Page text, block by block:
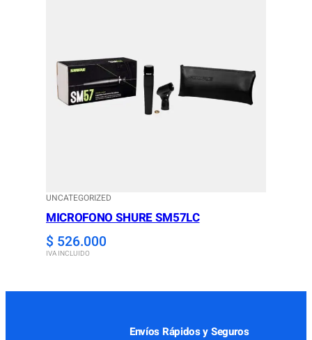
UNCATEGORIZED
MICROFONO SHURE SM57LC
$ 526.000
IVA INCLUIDO
Envíos Rápidos y Seguros